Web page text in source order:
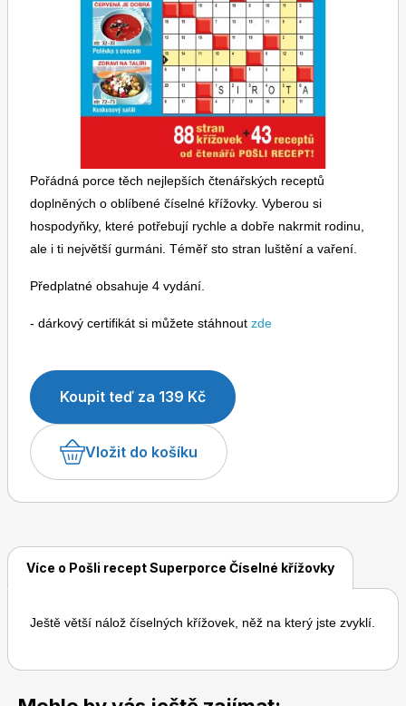
Burda Kids
Toprecepty.cz
Pořádná porce těch nejlepších čtenářských receptů
doplněných o oblíbené číselné křížovky. Vyberou si
hospodyňky, které potřebují rychle a dobře nakrmit rodinu,
ale i ti největší gurmáni. Téměř sto stran luštění a vaření.
Předplatné obsahuje 4 vydání.
- dárkový certifikát si můžete stáhnout zde
Koupit teď za 139 Kč
Vložit do košíku
Více o Pošli recept Superporce Číselné křížovky
Ještě větší nálož číselných křížovek, něž na který jste zvyklí.